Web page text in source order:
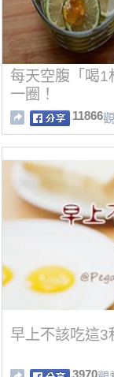
每天空腹「喝1
一圈！
11866
早上不該吃這3
3970